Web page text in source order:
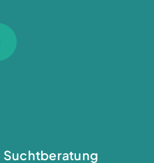
Suchtberatung